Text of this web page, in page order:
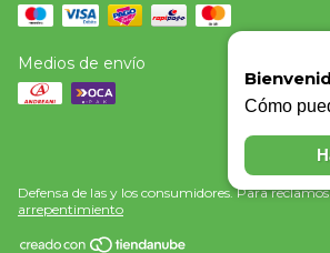
Medios de envío
Defensa de las y los consumidores. Para reclamos
arrepentimiento